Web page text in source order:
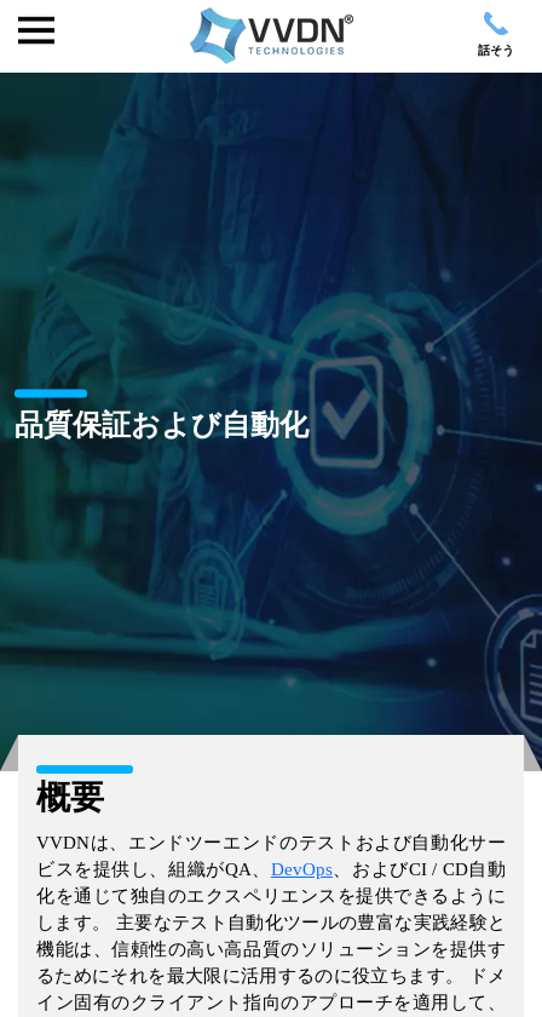
話そう
品質保証および自動化
概要
VVDNは、エンドツーエンドのテストおよび自動化サー
ビスを提供し、組織がQA、 DevOps、およびCI / CD自動
化を通じて独自のエクスペリエンスを提供できるように
します。 主要なテスト自動化ツールの豊富な実践経験と
機能は、信頼性の高い高品質のソリューションを提供す
るためにそれを最大限に活用するのに役立ちます。 ドメ
イン固有のクライアント指向のアプローチを適用して、